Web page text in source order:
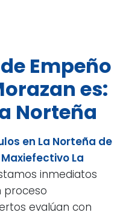
Empeño
es:
Norteña
en La Norteña de
Maxiefectivo La
inmediatos
proceso
evalúan con